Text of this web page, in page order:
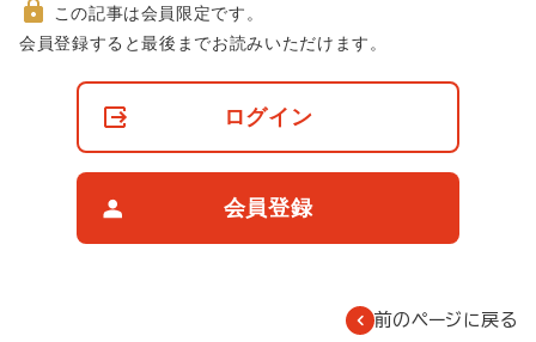
非
この記事は会員限定です。
会員登録すると最後までお読みいただけます。
ログイン
会員登録
前のページに戻る